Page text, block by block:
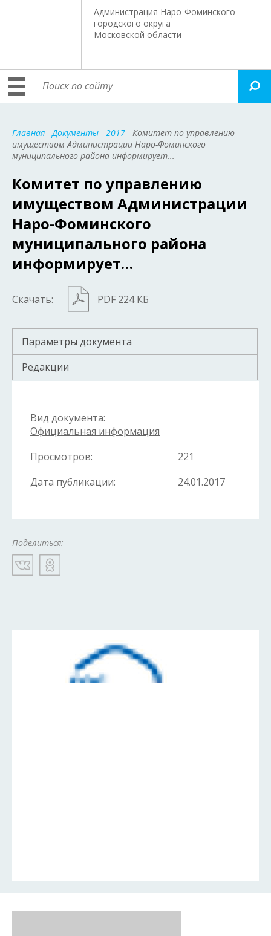
Администрация Наро-Фоминского
городского округа
Московской области
Главная -Документы - 2017 - Комитет по управлению
имуществом Администрации Наро-Фоминского
муниципального района информирует...
Комитет по управлению
имуществом Администрации
Наро-Фоминского
муниципального района
информирует…
Скачать: PDF 224 КБ
Параметры документа
Редакции
Вид документа:
Официальная информация
Просмотров:
221
Дата публикации:
24.01.2017
Поделиться: